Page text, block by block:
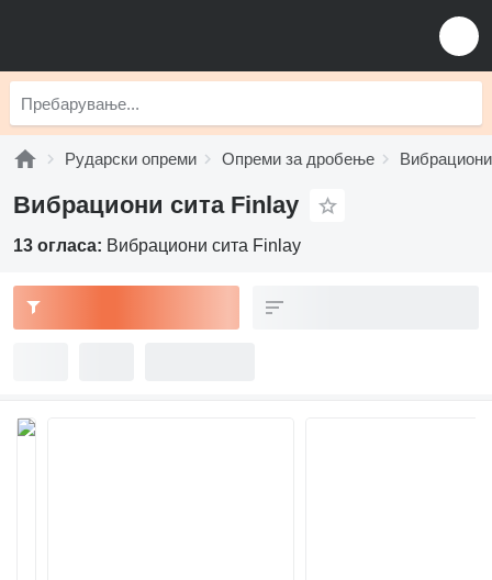
Рударски опреми Опреми за дробење
Вибрациони сита Finlay
13 огласа: Вибрациони сита Finlay